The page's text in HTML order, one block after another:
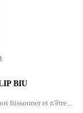
BIU
frissonner et n'être...